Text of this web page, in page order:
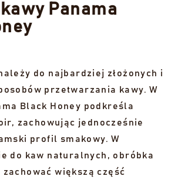
Panama
do najbardziej złożonych i
przetwarzania kawy. W
Black Honey podkreśla
zachowując jednocześnie
profil smakowy. W
do kaw naturalnych, obróbka
zachować większą część